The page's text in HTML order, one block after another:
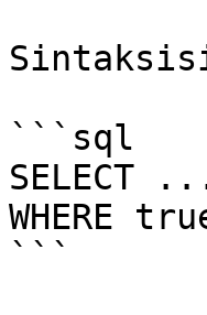
```sql
SELECT
WHERE
```